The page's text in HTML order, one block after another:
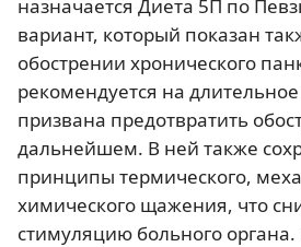
назначается Диета 5П по
вариант, который показан
обострении хронического
рекомендуется на
призвана предотвратить
дальнейшем. В ней также
принципы термического,
химического щажения, что
стимуляцию больного